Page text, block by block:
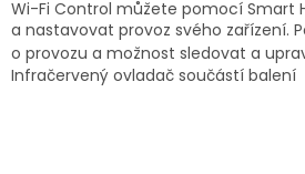
Wi-Fi Control můžete pomocí Smart
a nastavovat provoz svého zařízení.
o provozu a možnost sledovat a
Infračervený ovladač součástí balení